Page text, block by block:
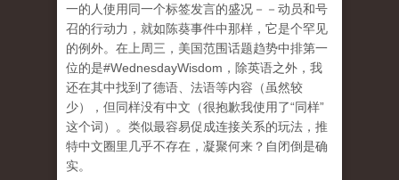
一的人使用同一个标签发言的盛况－－动员和号
召的行动力，就如陈葵事件中那样，它是个罕见
的例外。在上周三，美国范围话题趋势中排第一
位的是#WednesdayWisdom，除英语之外，我
还在其中找到了德语、法语等内容（虽然较
少），但同样没有中文（很抱歉我使用了“同样”
这个词）。类似最容易促成连接关系的玩法，推
特中文圈里几乎不存在，凝聚何来？自闭倒是确
实。